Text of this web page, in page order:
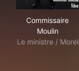
Commissaire
Moulin
Le ministre / Morel